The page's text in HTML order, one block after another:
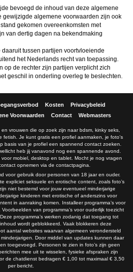
bevoegd de inhoud van deze algemene
gewijzigde algemene voorwaarden zijn ook
gekomen overeenkomsten met
van dertig dagen na bekendmaking
tussen partijen voortvloeiende
het Nederlands recht van toepassing.
op de rechter zijn partijen verplicht zich
geschil in onderling overleg te beslechten.
Kosten
Privacybeleid
Voorwaarden Contact Webmasters
vrouwen die op zoek zijn naar bdsm, kinky seks,
fetish. Je kunt gratis een profiel aanmaken, je foto's
basis van je profiel een spannend contact zoeken.
heb jij vanavond nog een spannende avond.
mobiel, desktop en tablet. Mocht je nog vragen
opnemen via de contactpagina.
voor gebruik door personen van 18 jaar en ouder.
expliciet seksuele en erotische content, zoals foto’s
niet bestemd voor jouw eventueel minderjarige
kinderen met erotische of anderszins voor
in aanraking komen. Installeer programma’s voor
van programma’s voor ouderlijk toezicht
programma’s werken zodanig dat toegang tot
wordt geblokkeerd. Vaak blokkeren deze
aantal websites waarvan algemeen verondersteld
Door middel van updates kunnen daar
toegevoegd. Personen te zien in foto’s zijn geen
mee uit te wisselen, fysieke afspraken zijn
de chatdienst bedragen € 1,00 tot maximaal € 3,50
per bericht.